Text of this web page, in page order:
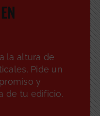
la altura de
Pide un
y
de tu edificio.